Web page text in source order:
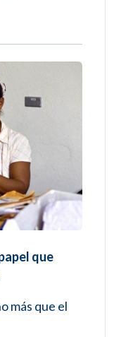
que
más que el